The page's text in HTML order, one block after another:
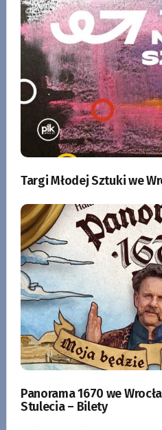
Targi Młodej Sztuki we
Panorama 1670 we
Stulecia – Bilety